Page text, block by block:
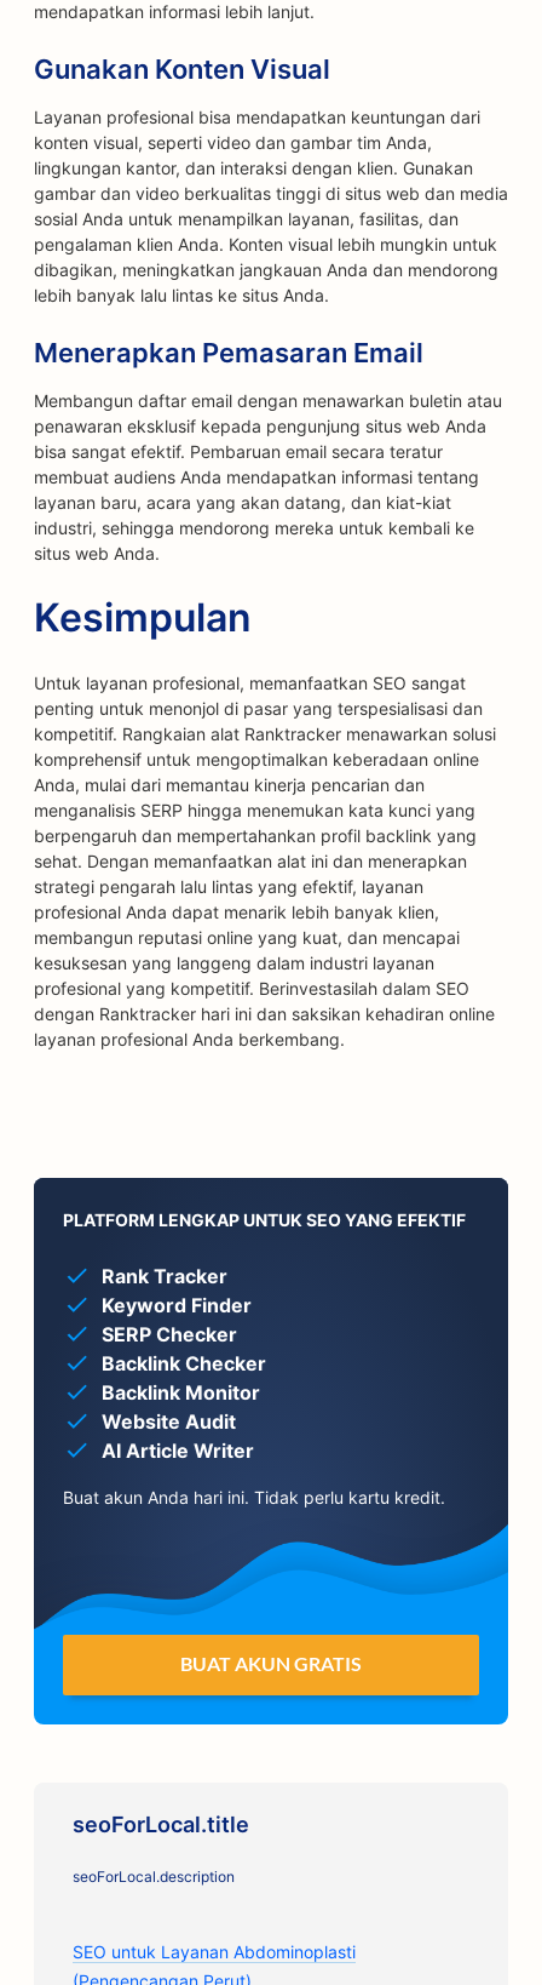
mendapatkan informasi lebih lanjut.
Gunakan Konten Visual
Layanan profesional bisa mendapatkan keuntungan dari
konten visual, seperti video dan gambar tim Anda,
lingkungan kantor, dan interaksi dengan klien. Gunakan
gambar dan video berkualitas tinggi di situs web dan media
sosial Anda untuk menampilkan layanan, fasilitas, dan
pengalaman klien Anda. Konten visual lebih mungkin untuk
dibagikan, meningkatkan jangkauan Anda dan mendorong
lebih banyak lalu lintas ke situs Anda.
Menerapkan Pemasaran Email
Membangun daftar email dengan menawarkan buletin atau
penawaran eksklusif kepada pengunjung situs web Anda
bisa sangat efektif. Pembaruan email secara teratur
membuat audiens Anda mendapatkan informasi tentang
layanan baru, acara yang akan datang, dan kiat-kiat
industri, sehingga mendorong mereka untuk kembali ke
situs web Anda.
Kesimpulan
Untuk layanan profesional, memanfaatkan SEO sangat
penting untuk menonjol di pasar yang terspesialisasi dan
kompetitif. Rangkaian alat Ranktracker menawarkan solusi
komprehensif untuk mengoptimalkan keberadaan online
Anda, mulai dari memantau kinerja pencarian dan
menganalisis SERP hingga menemukan kata kunci yang
berpengaruh dan mempertahankan profil backlink yang
sehat. Dengan memanfaatkan alat ini dan menerapkan
strategi pengarah lalu lintas yang efektif, layanan
profesional Anda dapat menarik lebih banyak klien,
membangun reputasi online yang kuat, dan mencapai
kesuksesan yang langgeng dalam industri layanan
profesional yang kompetitif. Berinvestasilah dalam SEO
dengan Ranktracker hari ini dan saksikan kehadiran online
layanan profesional Anda berkembang.
PLATFORM LENGKAP UNTUK SEO YANG EFEKTIF
Rank Tracker
Keyword Finder
SERP Checker
Backlink Checker
Backlink Monitor
Website Audit
AI Article Writer
Buat akun Anda hari ini. Tidak perlu kartu kredit.
BUAT AKUN GRATIS
seoForLocal.title
seoForLocal.description
SEO untuk Layanan Abdominoplasti
(Pengencangan Perut)